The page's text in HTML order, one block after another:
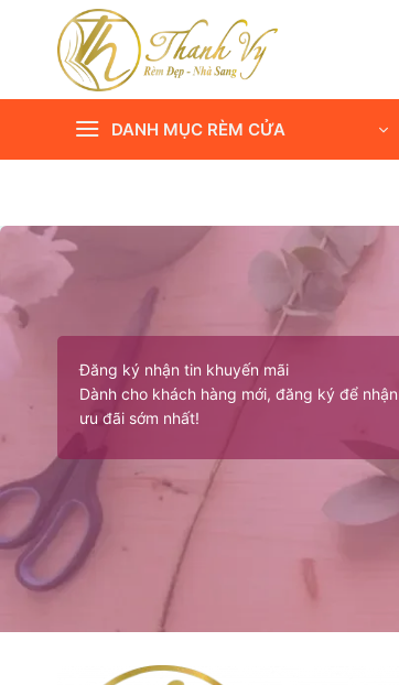
dung
DANH MỤC RÈM CỬA
Đăng ký nhận tin khuyến mãi
Dành cho khách hàng mới, đăng ký để nhận
ưu đãi sớm nhất!